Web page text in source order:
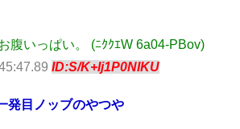
腹いっぱい。 (ﾆｸｸｴW 6a04-PBov)
ID:S/K+Ij1P0NIKU
発目ノッブのやつや